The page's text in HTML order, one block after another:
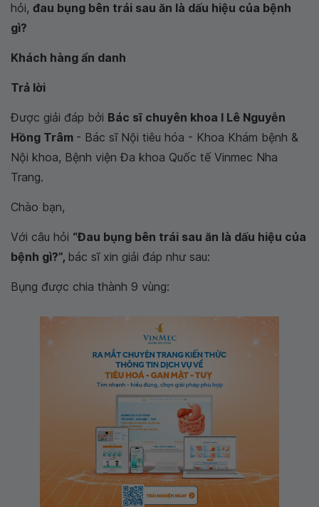
hỏi, đau bụng bên trái sau ăn là dấu hiệu của bệnh
gì?
Khách hàng ẩn danh
Trả lời
Được giải đáp bởi Bác sĩ chuyên khoa I Lê Nguyễn
Hồng Trâm - Bác sĩ Nội tiêu hóa - Khoa Khám bệnh &
Nội khoa, Bệnh viện Đa khoa Quốc tế Vinmec Nha
Trang.
Chào bạn,
Với câu hỏi “Đau bụng bên trái sau ăn là dấu hiệu của
bệnh gì?”, bác sĩ xin giải đáp như sau:
Bụng được chia thành 9 vùng: